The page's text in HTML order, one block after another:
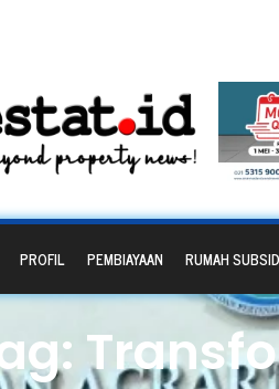
PROFIL PEMBIAYAAN RUMAH